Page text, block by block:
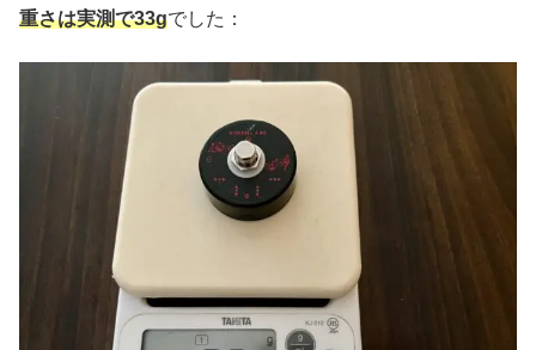
重さは実測で33gでした：